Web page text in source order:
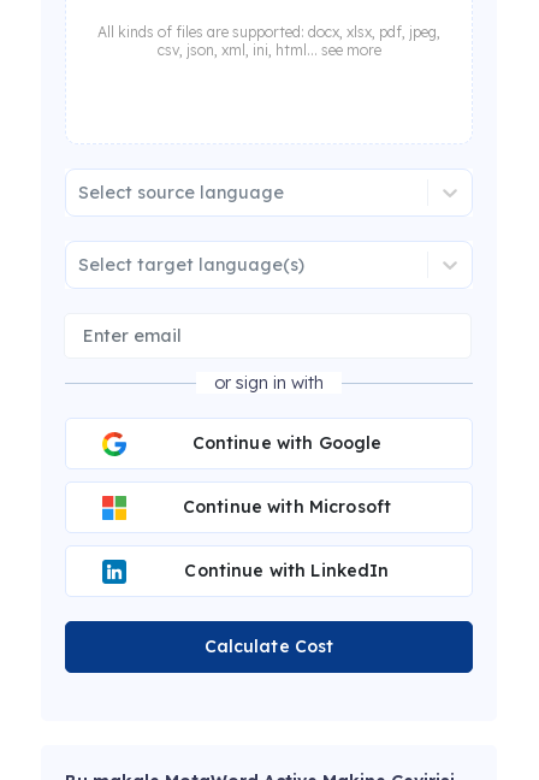
All kinds of files are supported: docx, xlsx, pdf, jpeg,
csv, json, xml, ini, html... see more
Select source language
Select target language(s)
or sign in with
Continue with Google
Continue with Microsoft
Continue with LinkedIn
Calculate Cost